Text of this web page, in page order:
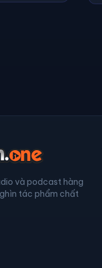
và podcast hàng
tác phẩm chất